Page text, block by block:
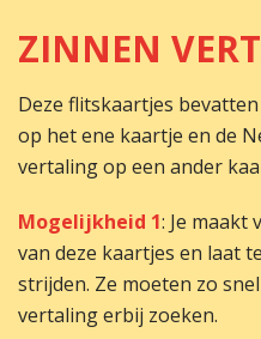
ZINNEN
Deze flitskaartjes
op het ene kaartje en de
vertaling op een ander
Mogelijkheid 1: Je maakt
van deze kaartjes en laat
strijden. Ze moeten zo
vertaling erbij zoeken.